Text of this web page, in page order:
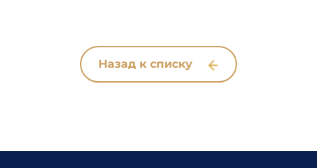
Назад к списку